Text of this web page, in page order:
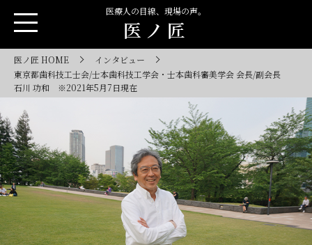
医療人の目線、現場の声。
医ノ匠
医ノ匠 HOME
インタビュー
東京都歯科技工士会/士本歯科技工学会・士本歯科審美学会 会⻑/副会長
⽯川 功和 ※2021年5月7日現在